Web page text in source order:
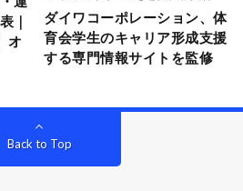
｜
オ
ダイワコーポレーション、体
育会学生のキャリア形成支援
する専門情報サイトを監修
Back to Top